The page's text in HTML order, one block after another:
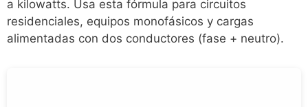
a kilowatts. Usa esta fórmula para circuitos
residenciales, equipos monofásicos y cargas
alimentadas con dos conductores (fase + neutro).